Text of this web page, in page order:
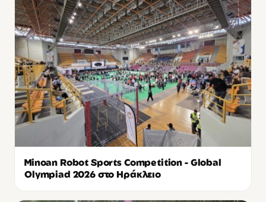
Minoan Robot Sports Competition - Global
Olympiad 2026 στο Ηράκλειο